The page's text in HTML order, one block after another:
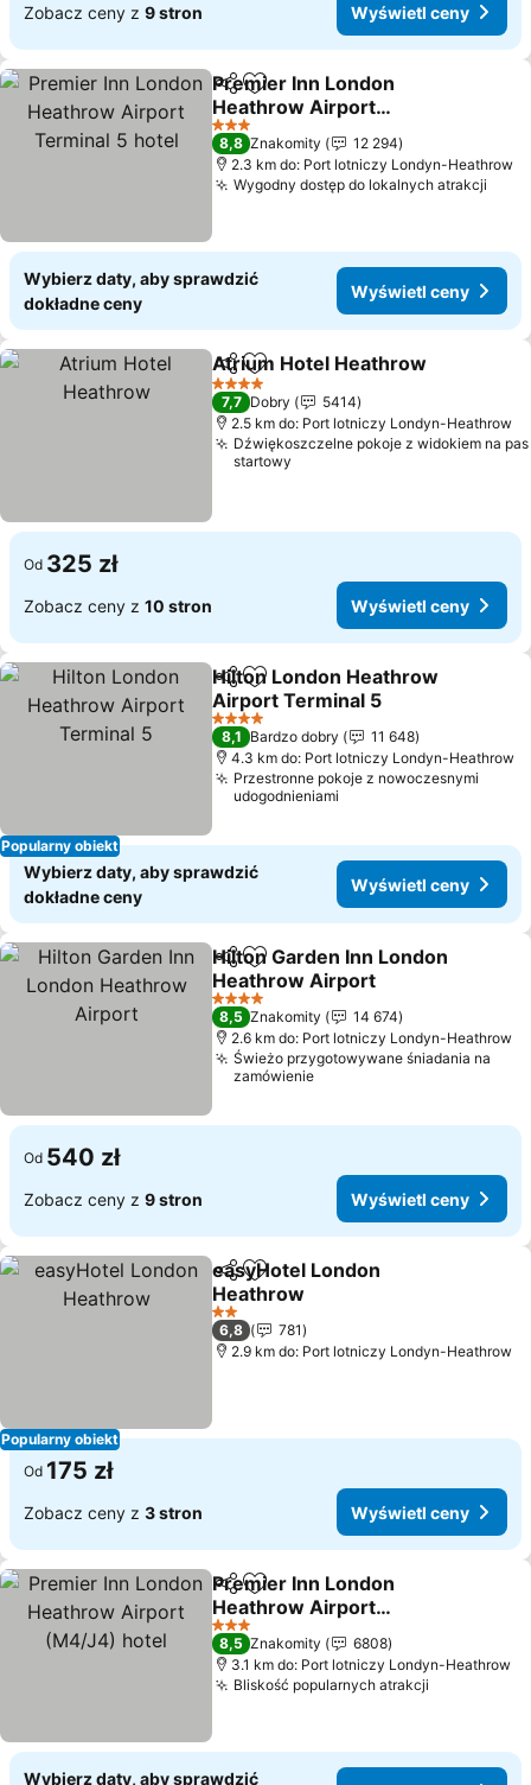
Zobacz ceny z 9 stron Wyświetl ceny
Udostępnij
Dodaj do ulubionych
Premier Inn London
Heathrow Airport
Terminal 5 hotel
Wyświetl ceny
3 Kategoria
8,8 Znakomity
12 294
2.3 km do: Port lotniczy Londyn-Heathrow
Wygodny dostęp do lokalnych atrakcji
Wybierz daty, aby sprawdzić
dokładne ceny
Wyświetl ceny
Udostępnij
Dodaj do ulubionych
Atrium Hotel Heathrow
4 Kategoria
7,7 Dobry
5414
2.5 km do: Port lotniczy Londyn-Heathrow
Dźwiękoszczelne pokoje z widokiem na pas
startowy
Od 325 zł
Zobacz ceny z 10 stron Wyświetl ceny
Popularny obiekt
Udostępnij
Dodaj do ulubionych
Hilton London Heathrow
Airport Terminal 5
Wyświetl ceny
4 Kategoria
8,1 Bardzo dobry
11 648
4.3 km do: Port lotniczy Londyn-Heathrow
Przestronne pokoje z nowoczesnymi
udogodnieniami
Wybierz daty, aby sprawdzić
dokładne ceny
Wyświetl ceny
Udostępnij
Dodaj do ulubionych
Hilton Garden Inn London
Heathrow Airport
Wyświetl ceny
4 Kategoria
8,5 Znakomity
14 674
2.6 km do: Port lotniczy Londyn-Heathrow
Świeżo przygotowywane śniadania na
zamówienie
Od 540 zł
Zobacz ceny z 9 stron Wyświetl ceny
Popularny obiekt
Udostępnij
Dodaj do ulubionych
easyHotel London
Heathrow
Wyświetl ceny
2 Kategoria
6,8
781
2.9 km do: Port lotniczy Londyn-Heathrow
Od 175 zł
Zobacz ceny z 3 stron Wyświetl ceny
Udostępnij
Dodaj do ulubionych
Premier Inn London
Heathrow Airport
(M4/J4) hotel
Wyświetl ceny
3 Kategoria
8,5 Znakomity
6808
3.1 km do: Port lotniczy Londyn-Heathrow
Bliskość popularnych atrakcji
Wybierz daty, aby sprawdzić